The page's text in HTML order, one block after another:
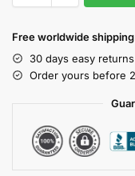
Free worldwide
30 days easy returns
Order yours before